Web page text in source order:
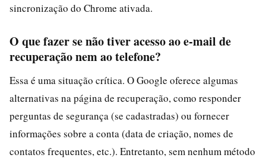
sincronização do Chrome ativada.
O que fazer se não tiver acesso ao e-mail de
recuperação nem ao telefone?
Essa é uma situação crítica. O Google oferece algumas
alternativas na página de recuperação, como responder
perguntas de segurança (se cadastradas) ou fornecer
informações sobre a conta (data de criação, nomes de
contatos frequentes, etc.). Entretanto, sem nenhum método